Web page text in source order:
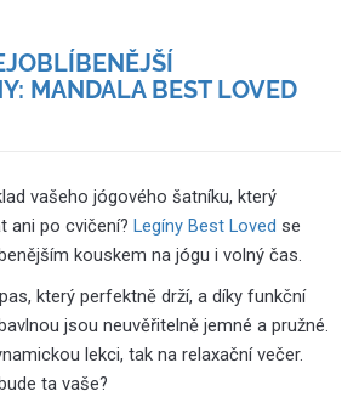
MANDALA BEST LOVED
vašeho jógového šatníku, který
ani po cvičení? Legíny Best Loved se
kouskem na jógu i volný čas.
který perfektně drží, a díky funkční
jsou neuvěřitelně jemné a pružné.
lekci, tak na relaxační večer.
ta vaše?